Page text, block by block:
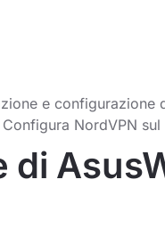
e configurazione
Configura NordVPN